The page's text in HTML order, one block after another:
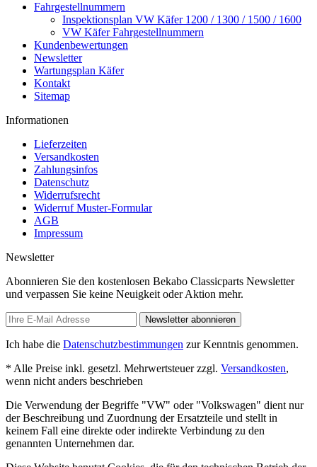
Fahrgestellnummern
Inspektionsplan VW Käfer 1200 / 1300 / 1500 / 1600
VW Käfer Fahrgestellnummern
Kundenbewertungen
Newsletter
Wartungsplan Käfer
Kontakt
Sitemap
Informationen
Lieferzeiten
Versandkosten
Zahlungsinfos
Datenschutz
Widerrufsrecht
Widerruf Muster-Formular
AGB
Impressum
Newsletter
Abonnieren Sie den kostenlosen Bekabo Classicparts Newsletter
und verpassen Sie keine Neuigkeit oder Aktion mehr.
Newsletter abonnieren
Ich habe die Datenschutzbestimmungen zur Kenntnis genommen.
* Alle Preise inkl. gesetzl. Mehrwertsteuer zzgl. Versandkosten,
wenn nicht anders beschrieben
Die Verwendung der Begriffe "VW" oder "Volkswagen" dient nur
der Beschreibung und Zuordnung der Ersatzteile und stellt in
keinem Fall eine direkte oder indirekte Verbindung zu den
genannten Unternehmen dar.